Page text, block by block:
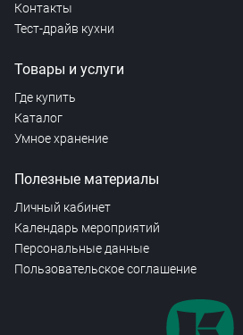
Контакты
Тест-драйв кухни
Товары и услуги
Где купить
Каталог
Умное хранение
Полезные материалы
Личный кабинет
Календарь мероприятий
Персональные данные
Пользовательское соглашение